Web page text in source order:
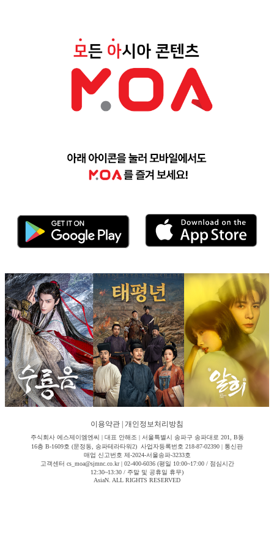
이용약관 개인정보처리방침
주식회사 에스제이엠엔씨 | 대표 안해조 | 서울특별시 송파구 송파대로 201, B동
16층 B-1609호 (문정동, 송파테라타워2) 사업자등록번호 218-87-02390 | 통신판
매업 신고번호 제-2024-서울송파-3233호
고객센터 cs_moa@sjmnc.co.kr | 02-400-6036 (평일 10:00~17:00 / 점심시간
12:30~13:30 / 주말 및 공휴일 휴무)
AsiaN. ALL RIGHTS RESERVED